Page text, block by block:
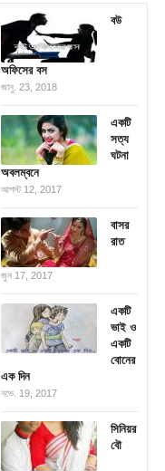
বউ
অফিসের বস
জানু. 23, 2018
একটি
সত্য
ঘটনা
অবলম্বনে
আগস্ট 12, 2017
বাসর
রাত
জুন 17, 2017
একটি
ভাই ও
একটি
বোনের
এক দিন
নভে. 19, 2017
সিনিয়র
বৌ